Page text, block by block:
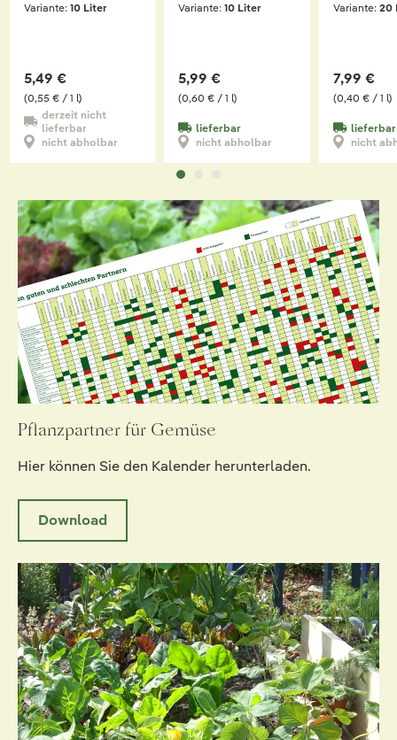
Liter
Variante: 10 Liter
(0,55 € / 1 l)
5,49 €
derzeit nicht
lieferbar
nicht abholbar
Variante:10 Liter
(0,60 € / 1 l)
5,99 €
lieferbar
nicht abholbar
Variante: 20
(0,40 € / 1 l)
7,99 €
lieferbar
nicht
Pflanzpartner für Gemüse
Hier können Sie den Kalender herunterladen.
Download